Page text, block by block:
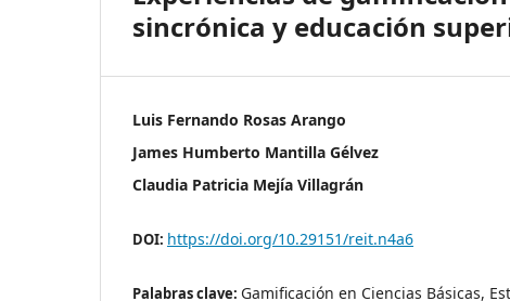
sincrónica y educación
Luis Fernando Rosas Arango
James Humberto Mantilla Gélvez
Claudia Patricia Mejía Villagrán
DOI: https://doi.org/10.29151/reit.n4a6
Palabras clave: Gamificación en Ciencias Básicas,